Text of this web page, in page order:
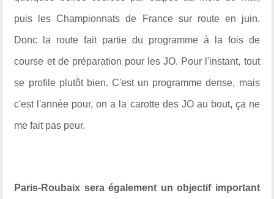
puis les Championnats de France sur route en juin.
Donc la route fait partie du programme à la fois de
course et de préparation pour les JO. Pour l'instant, tout
se profile plutôt bien. C'est un programme dense, mais
c'est l'année pour, on a la carotte des JO au bout, ça ne
me fait pas peur.
Paris-Roubaix sera également un objectif important